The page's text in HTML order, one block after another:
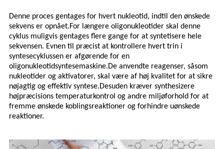
Denne proces gentages for hvert nukleotid, indtil den ønskede
sekvens er opnået.For længere oligonukleotider skal denne
cyklus muligvis gentages flere gange for at syntetisere hele
sekvensen. Evnen til præcist at kontrollere hvert trin i
syntesecyklussen er afgørende for en
oligonukleotidsyntesemaskine.De anvendte reagenser, såsom
nukleotider og aktivatorer, skal være af høj kvalitet for at sikre
nøjagtig og effektiv syntese.Desuden kræver synthesizere
højpræcisions temperaturkontrol og andre miljøforhold for at
fremme ønskede koblingsreaktioner og forhindre uønskede
reaktioner.